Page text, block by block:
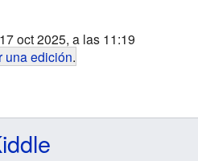
oct 2025, a las 11:19
una edición.